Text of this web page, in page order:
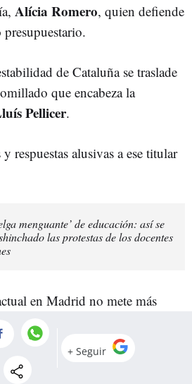
Alícia Romero, quien defiende
de Cataluña se traslade
que encabeza la
Pellicer.
respuestas alusivas a ese titular
menguante’ de educación: así se
las protestas de los docentes
en Madrid no mete más
la deuda del Fondo de